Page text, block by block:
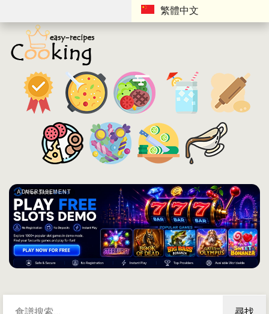
繁體中文
ADVERTISEMENT
尋找